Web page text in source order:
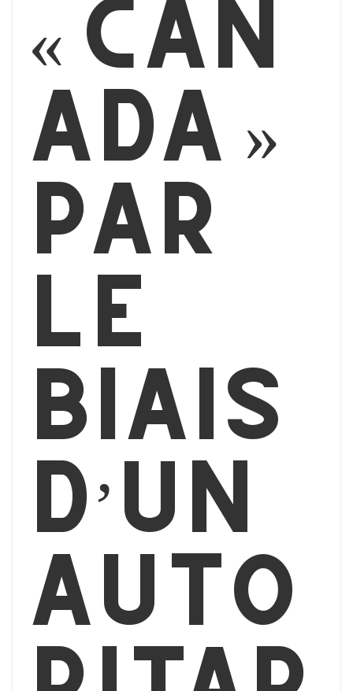
« Can
ada »
par
le
biais
d’un
auto